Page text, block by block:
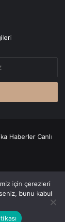
Haberler Canlı
için çerezleri
bunu kabul